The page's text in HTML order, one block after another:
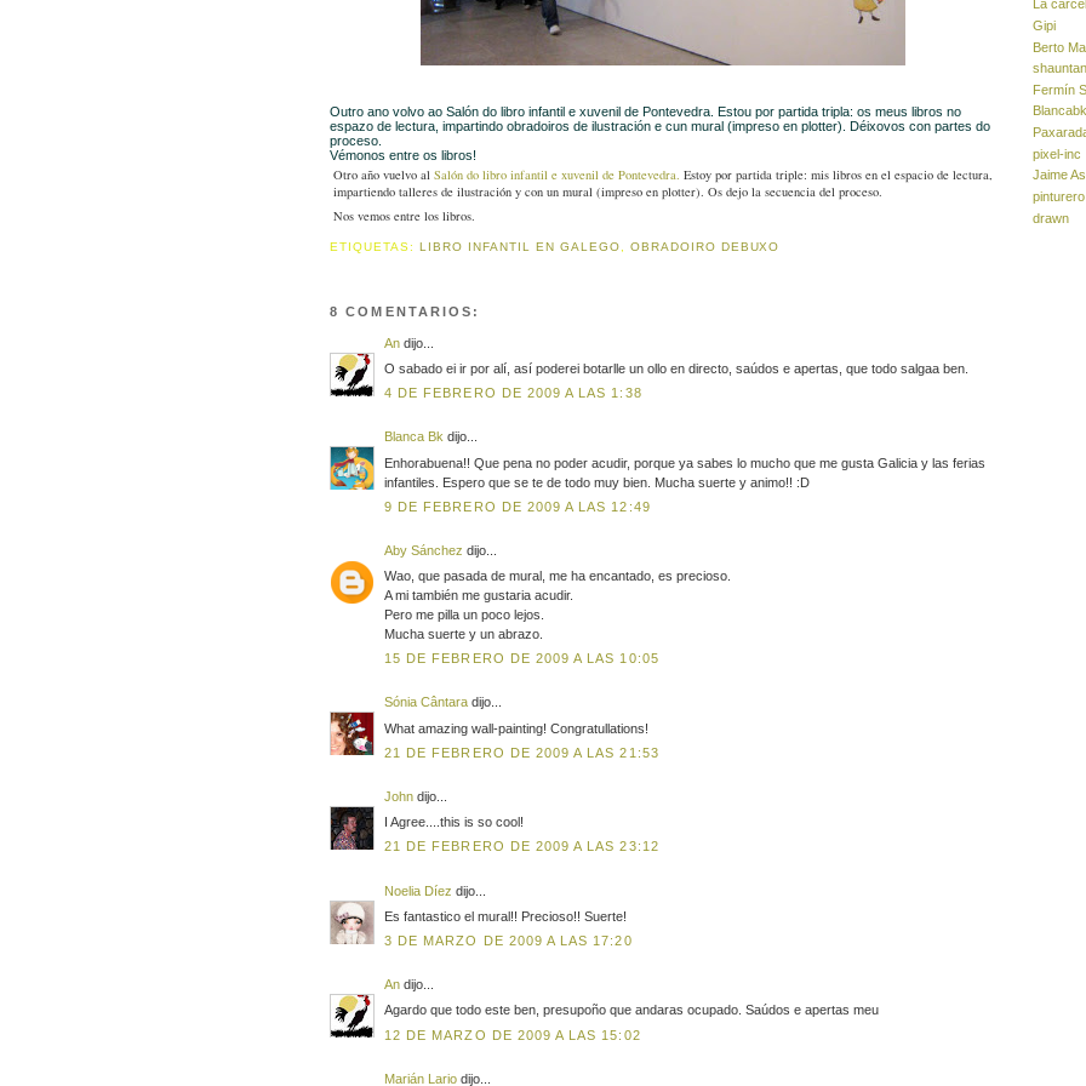
Outro ano volvo ao Salón do libro infantil e xuvenil de Pontevedra.
Estou por partida tripla: os meus libros no
espazo de lectura, impartindo obradoiros de ilustración e cun mural (impreso en plotter). Déixovos con partes do
proceso.
Vémonos entre os libros!
Otro año vuelvo al Salón do libro infantil e xuvenil de Pontevedra. Estoy por partida triple: mis libros en el espacio de lectura,
impartiendo talleres de ilustración y con un mural (impreso en plotter). Os dejo la secuencia del proceso.
Nos vemos entre los libros.
ETIQUETAS: LIBRO INFANTIL EN GALEGO OBRADOIRO DEBUXO
8 COMENTARIOS:
An dijo...
O sabado ei ir por alí, así poderei botarlle un ollo en directo, saúdos e apertas, que todo salgaa ben.
4 DE FEBRERO DE 2009 A LAS 1:38
Blanca Bk dijo...
Enhorabuena!! Que pena no poder acudir, porque ya sabes lo mucho que me gusta Galicia y las ferias
infantiles. Espero que se te de todo muy bien. Mucha suerte y animo!! :D
9 DE FEBRERO DE 2009 A LAS 12:49
Aby Sánchez dijo...
Wao, que pasada de mural, me ha encantado, es precioso.
A mi también me gustaria acudir.
Pero me pilla un poco lejos.
Mucha suerte y un abrazo.
15 DE FEBRERO DE 2009 A LAS 10:05
Sónia Cântara dijo...
What amazing wall-painting! Congratullations!
21 DE FEBRERO DE 2009 A LAS 21:53
John dijo...
I Agree....this is so cool!
21 DE FEBRERO DE 2009 A LAS 23:12
Noelia Díez dijo...
Es fantastico el mural!! Precioso!! Suerte!
3 DE MARZO DE 2009 A LAS 17:20
An dijo...
Agardo que todo este ben, presupoño que andaras ocupado. Saúdos e apertas meu
12 DE MARZO DE 2009 A LAS 15:02
Marián Lario dijo...
La
Gipi
Berto
shauntan
Fermín
Blancabk
pixel-inc
Jaime
pinturero
drawn